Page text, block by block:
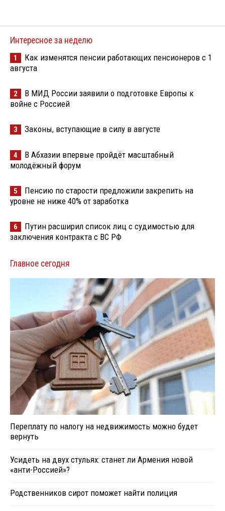
Интересное за неделю
1
Как изменятся пенсии работающих пенсионеров с 1
августа
2
В МИД России заявили о подготовке Европы к
войне с Россией
3 Законы, вступающие в силу в августе
4
В Абхазии впервые пройдёт масштабный
молодёжный форум
5
Пенсию по старости предложили закрепить на
уровне не ниже 40% от заработка
6
Путин расширил список лиц с судимостью для
заключения контракта с ВС РФ
Главное сегодня
Переплату по налогу на недвижимость можно будет
вернуть
Усидеть на двух стульях: станет ли Армения новой
«анти-Россией»?
Родственников сирот поможет найти полиция